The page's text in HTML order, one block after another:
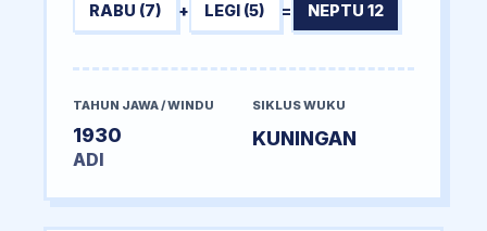
RABU (7) + LEGI (5) = NEPTU 12
TAHUN JAWA / WINDU
1930
ADI
SIKLUS WUKU
KUNINGAN